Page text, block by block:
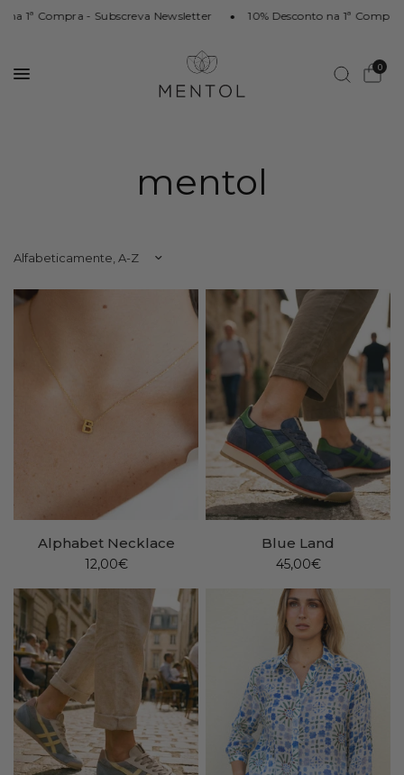
na 1ª Compra - Subscreva Newsletter 10% Desconto na 1ª
0
mentol
Ordenar por
Alphabet Necklace
12,00€
Blue Land
45,00€